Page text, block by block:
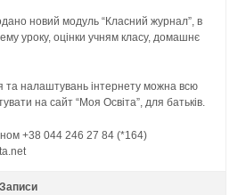
новий модуль “Класний журнал”, в
уроку, оцінки учням класу, домашнє
та налаштувань інтернету можна всю
на сайт “Моя Освіта”, для батьків.
+38 044 246 27 84 (*164)
Записи